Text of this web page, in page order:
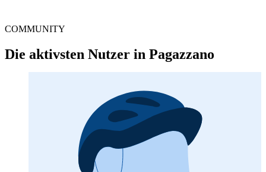
COMMUNITY
Die aktivsten Nutzer in Pagazzano